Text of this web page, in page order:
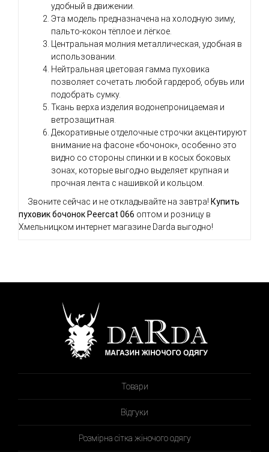
удобный в движении.
Эта модель предназначена на холодную зиму,
пальто-кокон тёплое и лёгкое.
Центральная молния металлическая, удобная в
использовании.
Нейтральная цветовая гамма пуховика
позволяет сочетать любой гардероб, обувь или
подобрать сумку.
Ткань верха изделия водонепроницаемая и
ветрозащитная.
Декоративные отделочные строчки акцентируют
внимание на фасоне «бочонок», особенно это
видно со стороны спинки и в косых боковых
зонах, которые выгодно выделяет крупная и
прочная лента с нашивкой и кольцом.
Звоните сейчас и не откладывайте на завтра! Купить
пуховик бочонок Peercat 066 оптом и розницу в
Хмельницком интернет магазине Darda выгодно!
Товари
Відгуки
Розмірна сітка жіночого одягу